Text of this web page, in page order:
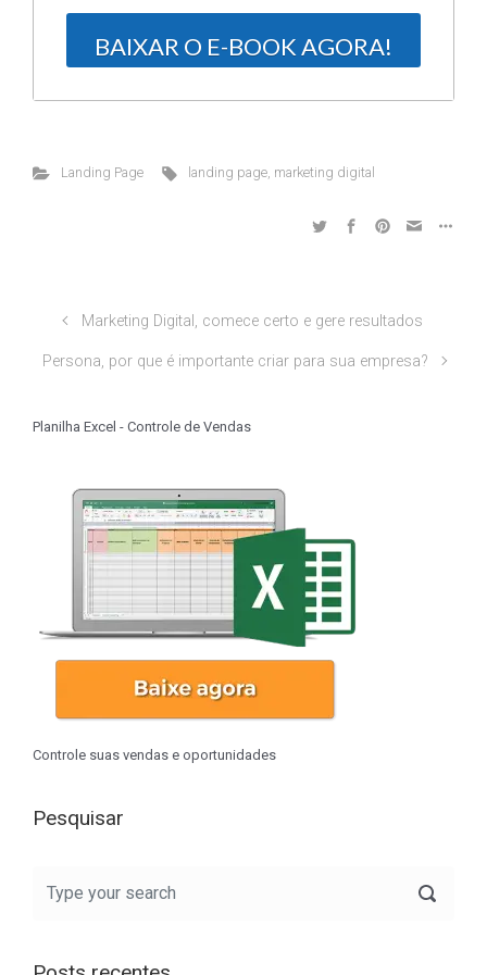
BAIXAR O E-BOOK AGORA!
Landing Page landing page, marketing digital
Marketing Digital, comece certo e gere resultados
Persona, por que é importante criar para sua empresa?
Planilha Excel - Controle de Vendas
Controle suas vendas e oportunidades
Pesquisar